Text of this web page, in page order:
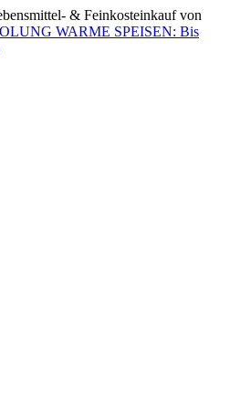
& Feinkosteinkauf von
WARME SPEISEN: Bis